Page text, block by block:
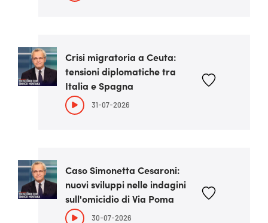
Crisi migratoria a Ceuta:
tensioni diplomatiche tra
Italia e Spagna
31-07-2026
Caso Simonetta Cesaroni:
nuovi sviluppi nelle indagini
sull'omicidio di Via Poma
30-07-2026